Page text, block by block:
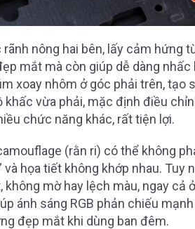
nông hai bên, lấy cảm hứng
mắt mà còn giúp dễ dàng
xoay nhôm ở góc phải trên, tạo
khấc vừa phải, mặc định điều
chức năng khác, rất tiện lợi.
(rằn ri) có thể không
và họa tiết không khớp nhau. Tuy
không mờ hay lệch màu, ngay cả
ánh sáng RGB phản chiếu
đẹp mắt khi dùng ban đêm.